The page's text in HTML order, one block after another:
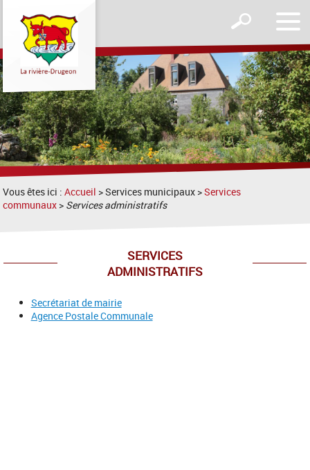
le
Afficher
formulaire
de
recherche
Vous êtes ici :Accueil > Services municipaux >Services
communaux > Services administratifs
SERVICES
ADMINISTRATIFS
Secrétariat de mairie
Agence Postale Communale